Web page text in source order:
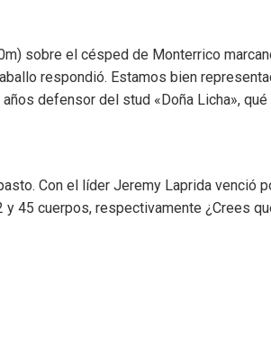
sobre el césped de Monterrico
respondió. Estamos bien
defensor del stud «Doña Licha», qué
Con el líder Jeremy Laprida venció
45 cuerpos, respectivamente ¿Crees